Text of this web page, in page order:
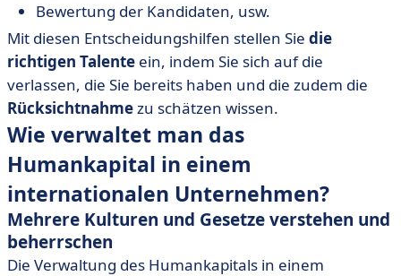
Bewertung der Kandidaten, usw.
Mit diesen Entscheidungshilfen stellen Sie die
richtigen Talente ein, indem Sie sich auf die
verlassen, die Sie bereits haben und die zudem die
Rücksichtnahmezu schätzen wissen.
Wie verwaltet man das
Humankapital in einem
internationalen Unternehmen?
Mehrere Kulturen und Gesetze verstehen und
beherrschen
Die Verwaltung des Humankapitals in einem